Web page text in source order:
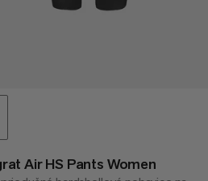
Air HS Pants Women